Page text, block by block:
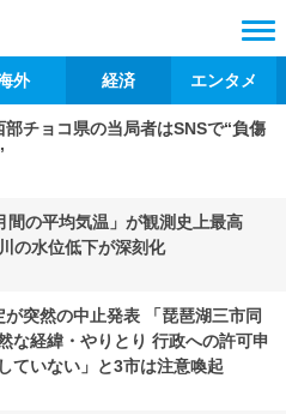
外 経済 エンタメ
チョコ県の当局者はSNSで“負傷
の平均気温」が観測史上最高
の水位低下が深刻化
突然の中止発表 「琵琶湖三市同
な経緯・やりとり 行政への許可申
ていない」と3市は注意喚起